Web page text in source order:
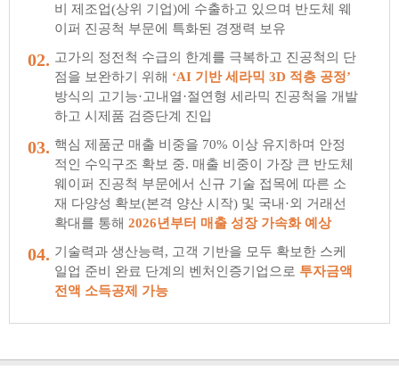
비 제조업(상위 기업)에 수출하고 있으며 반도체 웨
이퍼 진공척 부문에 특화된 경쟁력 보유
02. 고가의 정전척 수급의 한계를 극복하고 진공척의 단
점을 보완하기 위해 ‘AI 기반 세라믹 3D 적층 공정’
방식의 고기능·고내열·절연형 세라믹 진공척을 개발
하고 시제품 검증단계 진입
03. 핵심 제품군 매출 비중을 70% 이상 유지하며 안정
적인 수익구조 확보 중. 매출 비중이 가장 큰 반도체
웨이퍼 진공척 부문에서 신규 기술 접목에 따른 소
재 다양성 확보(본격 양산 시작) 및 국내·외 거래선
확대를 통해 2026년부터 매출 성장 가속화 예상
04. 기술력과 생산능력, 고객 기반을 모두 확보한 스케
일업 준비 완료 단계의 벤처인증기업으로 투자금액
전액 소득공제 가능